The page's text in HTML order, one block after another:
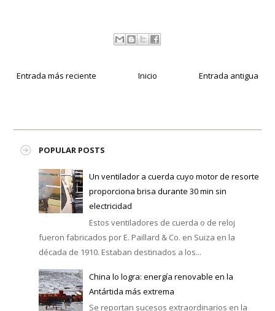
Entrada más reciente Entrada antigua
Inicio
POPULAR POSTS
Un ventilador a cuerda cuyo motor de resorte
proporciona brisa durante 30 min sin
electricidad
Estos ventiladores de cuerda o de reloj
fueron fabricados por E. Paillard & Co. en Suiza en la
década de 1910. Estaban destinados a los...
China lo logra: energía renovable en la
Antártida más extrema
Se reportan sucesos extraordinarios en la